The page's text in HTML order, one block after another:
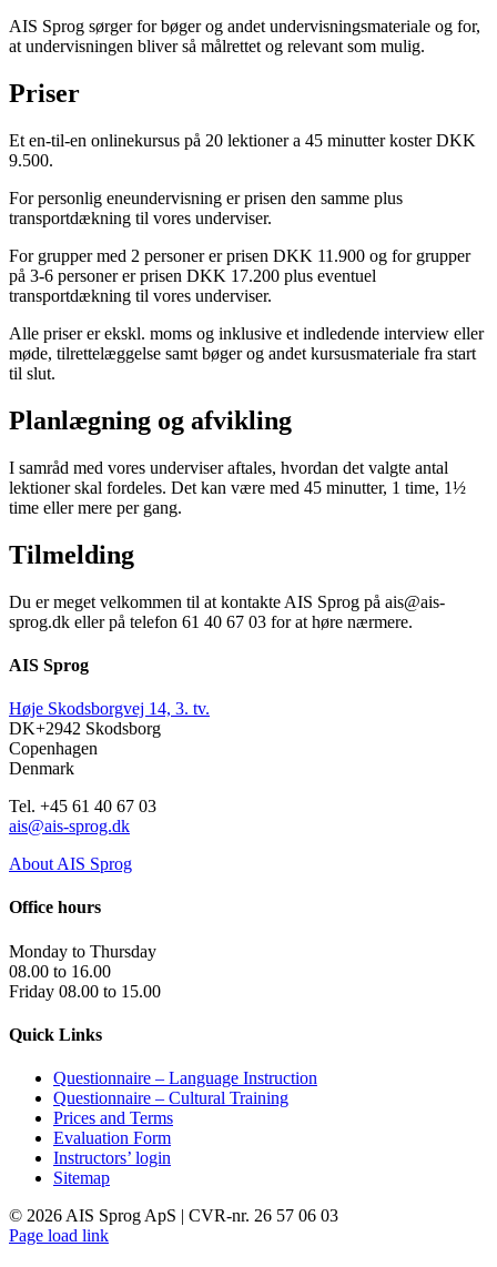
AIS Sprog sørger for bøger og andet undervisningsmateriale og for,
at undervisningen bliver så målrettet og relevant som mulig.
Priser
Et en-til-en onlinekursus på 20 lektioner a 45 minutter koster DKK
9.500.
For personlig eneundervisning er prisen den samme plus
transportdækning til vores underviser.
For grupper med 2 personer er prisen DKK 11.900 og for grupper
på 3-6 personer er prisen DKK 17.200 plus eventuel
transportdækning til vores underviser.
Alle priser er ekskl. moms og inklusive et indledende interview eller
møde, tilrettelæggelse samt bøger og andet kursusmateriale fra start
til slut.
Planlægning og afvikling
I samråd med vores underviser aftales, hvordan det valgte antal
lektioner skal fordeles. Det kan være med 45 minutter, 1 time, 1½
time eller mere per gang.
Tilmelding
Du er meget velkommen til at kontakte AIS Sprog på ais@ais-
sprog.dk eller på telefon 61 40 67 03 for at høre nærmere.
AIS Sprog
Høje Skodsborgvej 14, 3. tv.
DK+2942 Skodsborg
Copenhagen
Denmark
Tel. +45 61 40 67 03
ais@ais-sprog.dk
About AIS Sprog
Office hours
Monday to Thursday
08.00 to 16.00
Friday 08.00 to 15.00
Quick Links
Questionnaire – Language Instruction
Questionnaire – Cultural Training
Prices and Terms
Evaluation Form
Instructors’ login
Sitemap
© 2026 AIS Sprog ApS | CVR-nr. 26 57 06 03
LinkedIn
Page load link